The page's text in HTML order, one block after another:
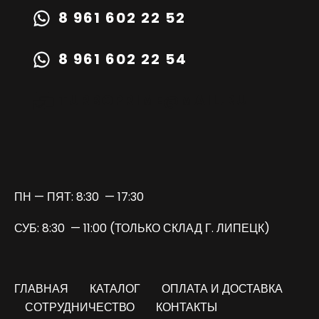
8 961 602 22 52
8 961 602 22 54
ПН — ПЯТ: 8:30 — 17:30
СУБ: 8:30 — 11:00 (ТОЛЬКО СКЛАД Г. ЛИПЕЦК)
ГЛАВНАЯ КАТАЛОГ
ОПЛАТА И ДОСТАВКА
СОТРУДНИЧЕСТВО
КОНТАКТЫ